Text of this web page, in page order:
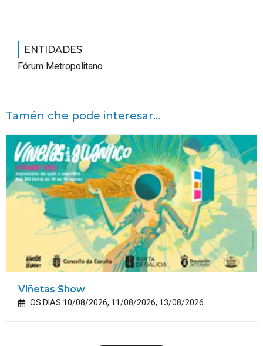
ENTIDADES
Fórum Metropolitano
Tamén che pode interesar...
Viñetas Show
OS DÍAS 10/08/2026, 11/08/2026, 13/08/2026